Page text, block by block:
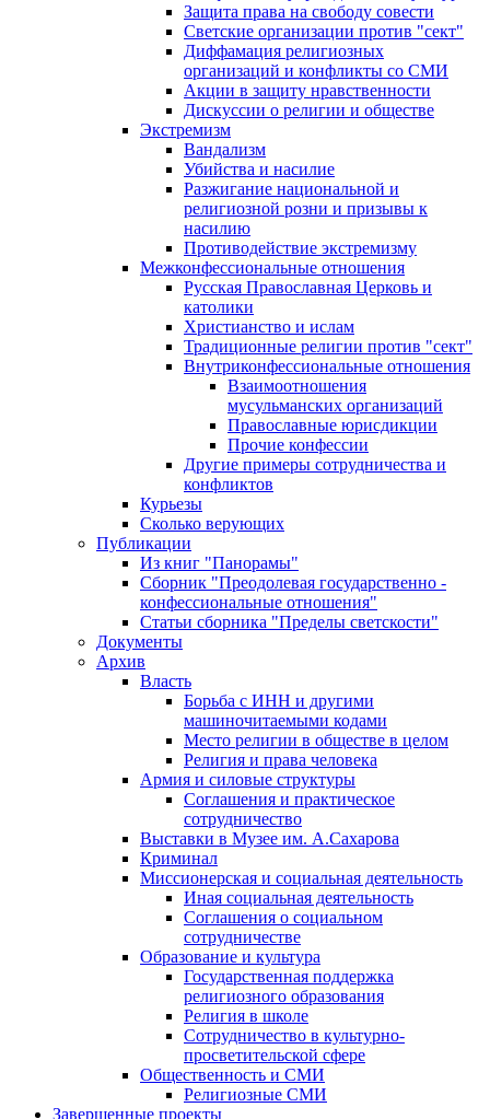
Защита права на свободу совести
Светские организации против "сект"
Диффамация религиозных
организаций и конфликты со СМИ
Акции в защиту нравственности
Дискуссии о религии и обществе
Экстремизм
Вандализм
Убийства и насилие
Разжигание национальной и
религиозной розни и призывы к
насилию
Противодействие экстремизму
Межконфессиональные отношения
Русская Православная Церковь и
католики
Христианство и ислам
Традиционные религии против "сект"
Внутриконфессиональные отношения
Взаимоотношения
мусульманских организаций
Православные юрисдикции
Прочие конфессии
Другие примеры сотрудничества и
конфликтов
Курьезы
Сколько верующих
Публикации
Из книг "Панорамы"
Сборник "Преодолевая государственно -
конфессиональные отношения"
Статьи сборника "Пределы светскости"
Документы
Архив
Власть
Борьба с ИНН и другими
машиночитаемыми кодами
Место религии в обществе в целом
Религия и права человека
Армия и силовые структуры
Соглашения и практическое
сотрудничество
Выставки в Музее им. А.Сахарова
Криминал
Миссионерская и социальная деятельность
Иная социальная деятельность
Соглашения о социальном
сотрудничестве
Образование и культура
Государственная поддержка
религиозного образования
Религия в школе
Сотрудничество в культурно-
просветительской сфере
Общественность и СМИ
Религиозные СМИ
Завершенные проекты